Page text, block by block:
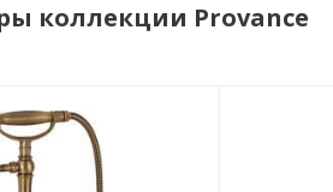
коллекции Provance